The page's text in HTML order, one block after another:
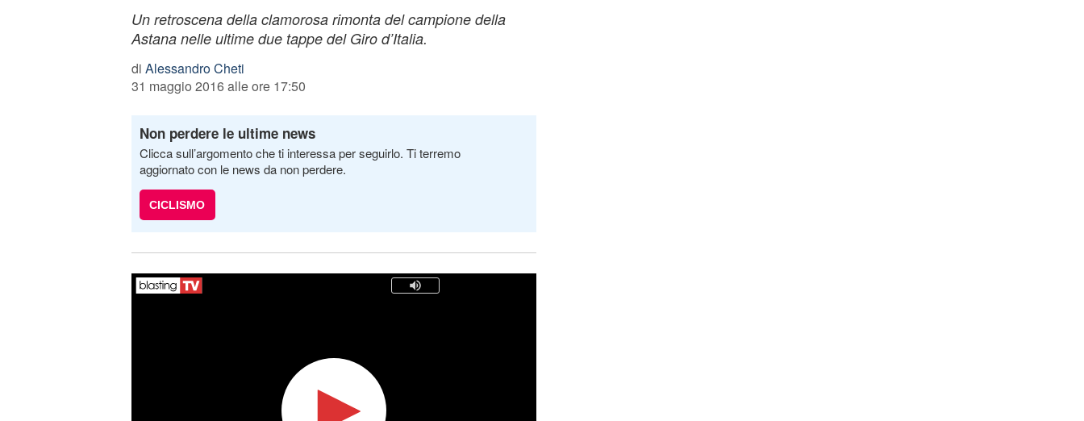
Un retroscena della clamorosa rimonta del campione della
Astana nelle ultime due tappe del Giro d’Italia.
di Alessandro Cheti
31 maggio 2016 alle ore 17:50
Non perdere le ultime news
Clicca sull’argomento che ti interessa per seguirlo. Ti terremo
aggiornato con le news da non perdere.
CICLISMO